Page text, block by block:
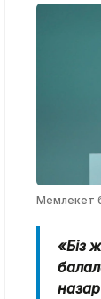
Мемлекет
«Біз